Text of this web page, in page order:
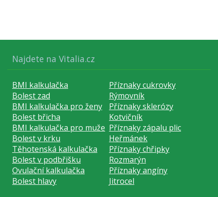
Najdete na Vitalia.cz
BMI kalkulačka
Příznaky cukrovky
Bolest zad
Rýmovník
BMI kalkulačka pro ženy
Příznaky sklerózy
Bolest břicha
Kotvičník
BMI kalkulačka pro muže Příznaky zápalu plic
Bolest v krku
Heřmánek
Těhotenská kalkulačka
Příznaky chřipky
Bolest v podbřišku
Rozmarýn
Ovulační kalkulačka
Příznaky angíny
Bolest hlavy
Jitrocel